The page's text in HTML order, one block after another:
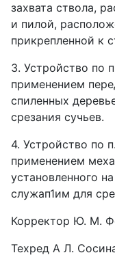
захвата ствола,
и пилой,
прикрепленной к
3. Устройство по
применением
спиленных
срезания сучьев.
4. Устройство по
применением
установленного
служап1им для
Корректор Ю. М.
Техред А Л.